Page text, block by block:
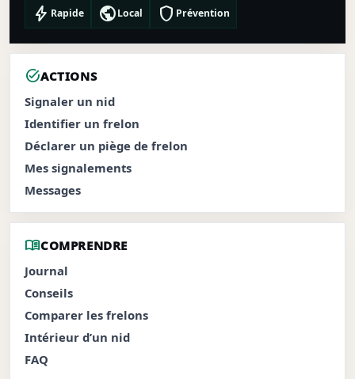
bolt Rapide publicLocal shield Prévention
task_altACTIONS
Signaler un nid
Identifier un frelon
Déclarer un piège de frelon
Mes signalements
Messages
menu_bookCOMPRENDRE
Journal
Conseils
Comparer les frelons
Intérieur d’un nid
FAQ